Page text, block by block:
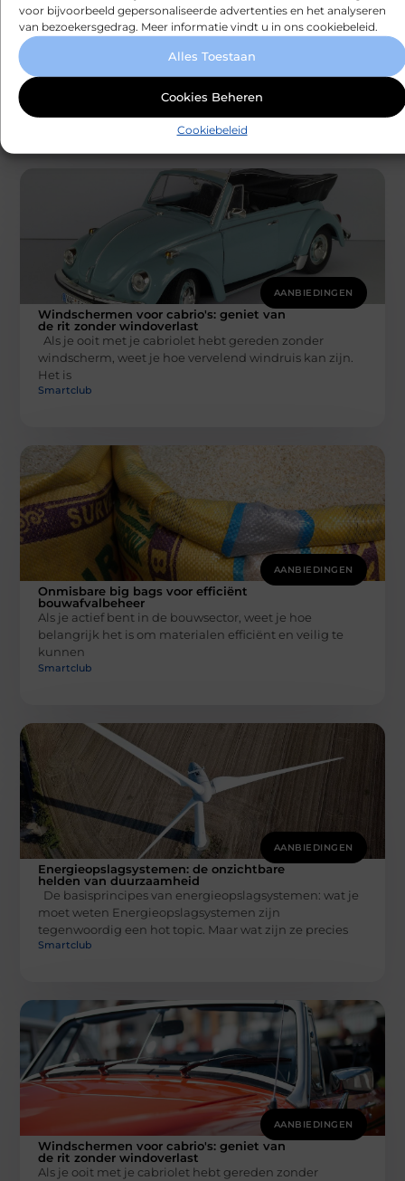
voor bijvoorbeeld gepersonaliseerde advertenties en het analyseren
van bezoekersgedrag. Meer informatie vindt u in ons cookiebeleid.
Alles Toestaan
Cookies Beheren
Cookiebeleid
AANBIEDINGEN
Je kWh-meter als startpunt voor
Veel mensen willen duurzamer leven, maar weten niet
goed waar ze moeten beginnen. De kWh-meter, die in
AANBIEDINGEN
Windschermen voor cabrio's: geniet van
de rit zonder windoverlast
Als je ooit met je cabriolet hebt gereden zonder
windscherm, weet je hoe vervelend windruis kan zijn.
Het is
Smartclub
AANBIEDINGEN
Onmisbare big bags voor efficiënt
bouwafvalbeheer
Als je actief bent in de bouwsector, weet je hoe
belangrijk het is om materialen efficiënt en veilig te
kunnen
Smartclub
AANBIEDINGEN
Energieopslagsystemen: de onzichtbare
helden van duurzaamheid
De basisprincipes van energieopslagsystemen: wat je
moet weten Energieopslagsystemen zijn
tegenwoordig een hot topic. Maar wat zijn ze precies
Smartclub
AANBIEDINGEN
Windschermen voor cabrio's: geniet van
de rit zonder windoverlast
Als je ooit met je cabriolet hebt gereden zonder